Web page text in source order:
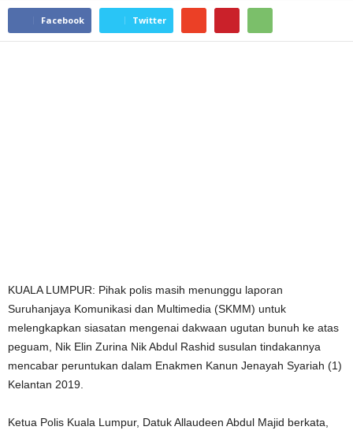
Facebook Twitter
KUALA LUMPUR: Pihak polis masih menunggu laporan
Suruhanjaya Komunikasi dan Multimedia (SKMM) untuk
melengkapkan siasatan mengenai dakwaan ugutan bunuh ke atas
peguam, Nik Elin Zurina Nik Abdul Rashid susulan tindakannya
mencabar peruntukan dalam Enakmen Kanun Jenayah Syariah (1)
Kelantan 2019.
Ketua Polis Kuala Lumpur, Datuk Allaudeen Abdul Majid berkata,